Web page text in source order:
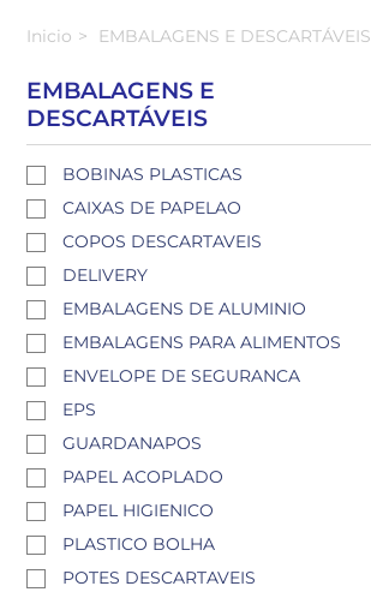
Inicio EMBALAGENS E DESCARTÁVEIS
EMBALAGENS E
DESCARTÁVEIS
BOBINAS PLASTICAS
CAIXAS DE PAPELAO
COPOS DESCARTAVEIS
DELIVERY
EMBALAGENS DE ALUMINIO
EMBALAGENS PARA ALIMENTOS
ENVELOPE DE SEGURANCA
EPS
GUARDANAPOS
PAPEL ACOPLADO
PAPEL HIGIENICO
PLASTICO BOLHA
POTES DESCARTAVEIS